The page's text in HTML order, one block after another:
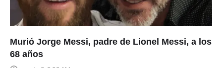
Murió Jorge Messi, padre de Lionel Messi, a los
68 años